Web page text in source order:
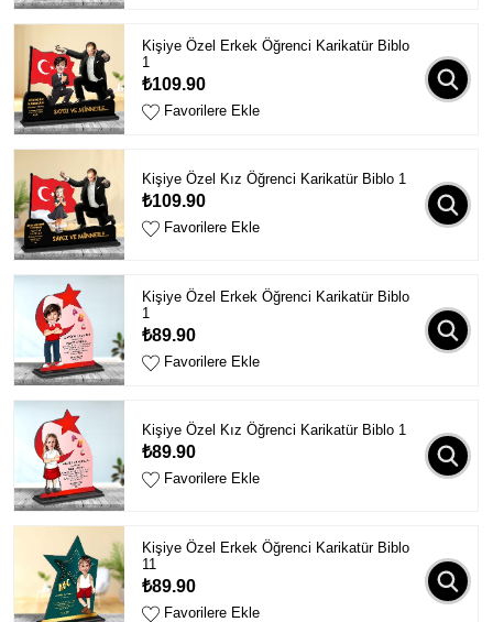
Kişiye Özel Erkek Öğrenci Karikatür Biblo
1
₺109.90
Favorilere Ekle
Kişiye Özel Kız Öğrenci Karikatür Biblo 1
₺109.90
Favorilere Ekle
Kişiye Özel Erkek Öğrenci Karikatür Biblo
1
₺89.90
Favorilere Ekle
Kişiye Özel Kız Öğrenci Karikatür Biblo 1
₺89.90
Favorilere Ekle
Kişiye Özel Erkek Öğrenci Karikatür Biblo
11
₺89.90
Favorilere Ekle